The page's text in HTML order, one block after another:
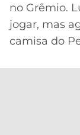
no Grêmio.
jogar, mas
camisa do